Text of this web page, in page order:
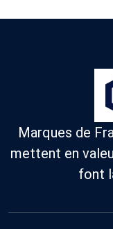
Marques de
mettent en
font